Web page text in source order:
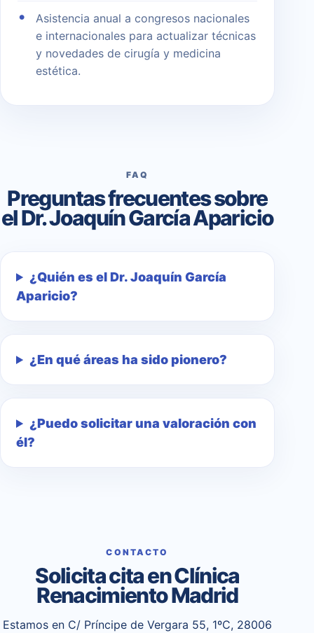
Asistencia anual a congresos nacionales
e internacionales para actualizar técnicas
y novedades de cirugía y medicina
estética.
FAQ
Preguntas frecuentes sobre
el Dr. Joaquín García Aparicio
¿Quién es el Dr. Joaquín García
Aparicio?
¿En qué áreas ha sido pionero?
¿Puedo solicitar una valoración con
él?
CONTACTO
Solicita cita en Clínica
Renacimiento Madrid
Estamos en C/ Príncipe de Vergara 55, 1ºC, 28006